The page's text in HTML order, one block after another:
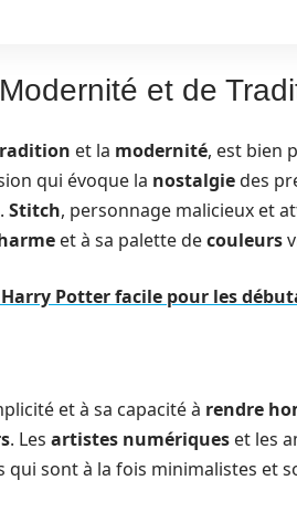
et de
et la modernité, est bien
qui évoque la nostalgiedes
. Stitch, personnage malicieux et
et à sa palette decouleurs
Potter facile pour les
et à sa capacité à rendre
. Les artistes numériques et les
sont à la fois minimalistes et